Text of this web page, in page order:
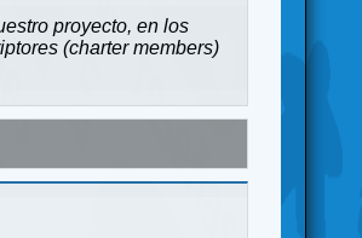
proyecto, en los
(charter members)